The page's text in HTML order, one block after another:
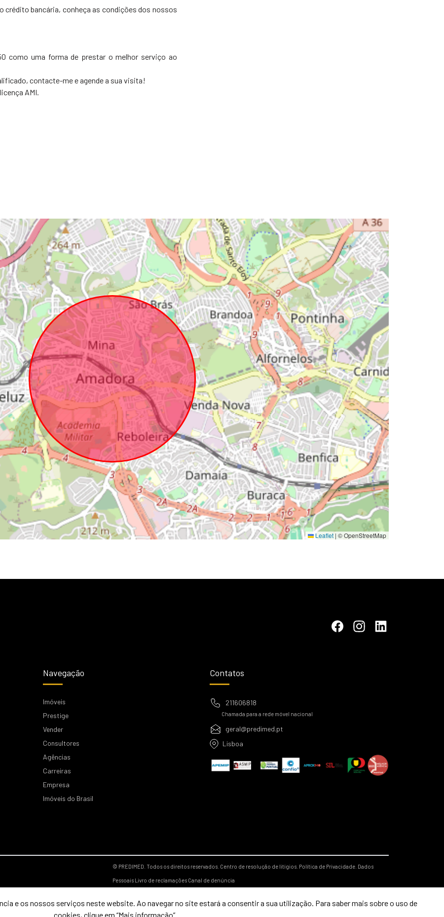
crédito bancária, conheça as condições dos nossos
como uma forma de prestar o melhor serviço ao
contacte-me e agende a sua visita!
AMI.
Leaflet | © OpenStreetMap
Navegação
Imóveis
Prestige
Vender
Consultores
Agências
Carreiras
Empresa
Imóveis do Brasil
Contatos
211606818
Chamada para a rede móvel nacional
geral@predimed.pt
Lisboa
© PREDIMED. Todos os direitos reservados. Centro de resolução de litígios. Política de Privacidade. Dados
PessoaisLivro de reclamações Canal de denúncia
e os nossos serviços neste website. Ao navegar no site estará a consentir a sua utilização. Para saber mais sobre o uso de
cookies, clique em “Mais informação”.